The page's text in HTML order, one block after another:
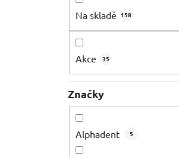
Na skladě 158
Akce 35
Značky
Alphadent 5